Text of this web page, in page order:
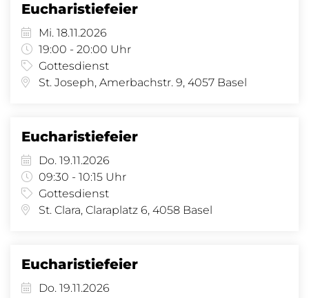
Eucharistiefeier
Mi. 18.11.2026
19:00 - 20:00 Uhr
Gottesdienst
St. Joseph, Amerbachstr. 9, 4057 Basel
Eucharistiefeier
Do. 19.11.2026
09:30 - 10:15 Uhr
Gottesdienst
St. Clara, Claraplatz 6, 4058 Basel
Eucharistiefeier
Do. 19.11.2026